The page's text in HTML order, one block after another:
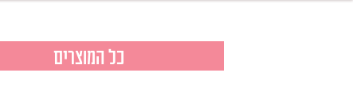
כל המוצרים